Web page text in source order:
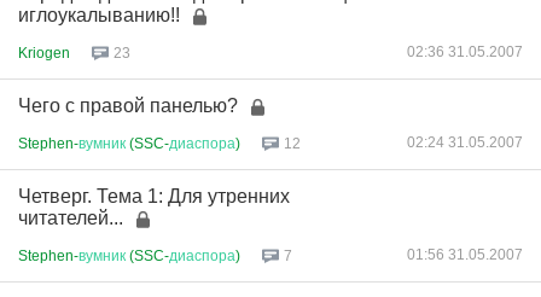
иглоукалыванию!!
Kriogen 23 02:36 31.05.2007
Чего с правой панелью?
Stephen-вумник (SSC-диаспора) 12 02:24 31.05.2007
Четверг. Тема 1: Для утренних
читателей...
Stephen-вумник (SSC-диаспора) 7 01:56 31.05.2007